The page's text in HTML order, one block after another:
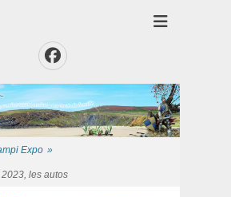
Club CAMPI
Facebook
Expo »
les autos